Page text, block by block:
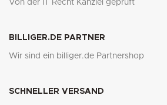
Von der IT Recht Kanzlei geprüft
BILLIGER.DE PARTNER
Wir sind ein billiger.de Partnershop
SCHNELLER VERSAND